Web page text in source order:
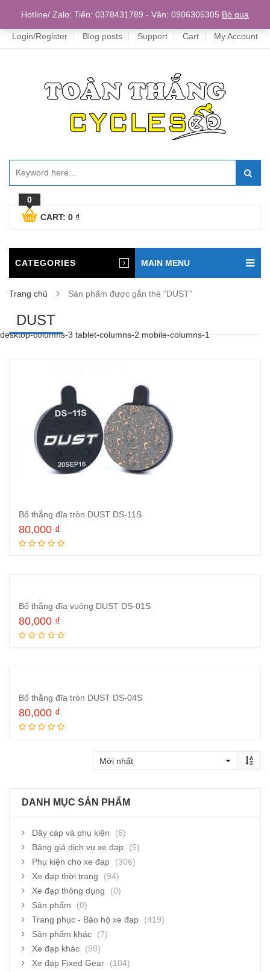
Home
Login/Register Blog posts Support Cart My Account
0
CART: 0 ₫
CATEGORIES MAIN MENU
Trang chủ Sản phẩm được gắn thẻ “DUST”
DUST
desktop-columns-3 tablet-columns-2 mobile-columns-1
Bố thắng đĩa tròn DUST DS-11S
80,000 ₫
Bố thắng đĩa vuông DUST DS-01S
80,000 ₫
Bố thắng đĩa tròn DUST DS-04S
80,000 ₫
DANH MỤC SẢN PHẨM
Dây cáp và phụ kiện
(6)
Bảng giá dịch vụ xe đạp
(5)
Phụ kiện cho xe đạp
(306)
Xe đạp thời trang
(94)
Xe đạp thông dụng
(0)
Sản phẩm
(0)
Trang phục - Bảo hộ xe đạp
(419)
Sản phẩm khác
(7)
Xe đạp khác
(98)
Xe đạp Fixed Gear
(104)
Hotline/ Zalo: Tiến: 0378431789 - Vân: 0906305305 Bỏ qua